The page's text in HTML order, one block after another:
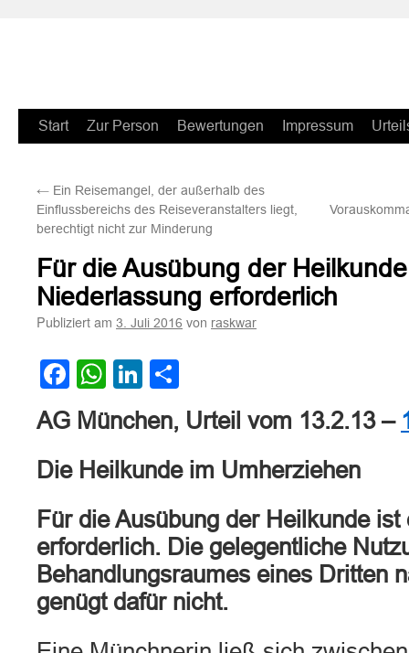
Zum
springen
Start Zur Person Bewertungen Impressum
← Ein Reisemangel, der außerhalb des
Einflussbereichs des Reiseveranstalters liegt,
berechtigt nicht zur Minderung
Für die Ausübung der
Niederlassung erforderlich
Publiziert am 3. Juli 2016 von raskwar
Facebook
WhatsApp
LinkedIn
AG München, Urteil vom 13.2.13 –
Die Heilkunde im Umherziehen
Für die Ausübung der Heilkunde
erforderlich. Die gelegentliche
Behandlungsraumes eines Dritten
genügt dafür nicht.